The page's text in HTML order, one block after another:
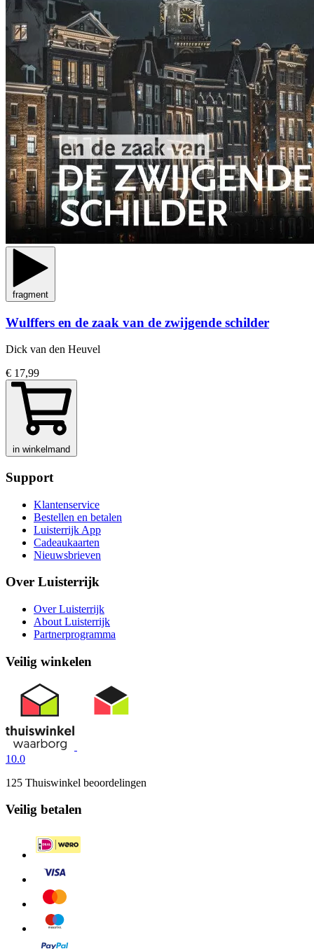
fragment
Wulffers en de zaak van de zwijgende schilder
Dick van den Heuvel
€ 17,99
in winkelmand
Support
Klantenservice
Bestellen en betalen
Luisterrijk App
Cadeaukaarten
Nieuwsbrieven
Over Luisterrijk
Over Luisterrijk
About Luisterrijk
Partnerprogramma
Veilig winkelen
10.0
125 Thuiswinkel beoordelingen
Veilig betalen